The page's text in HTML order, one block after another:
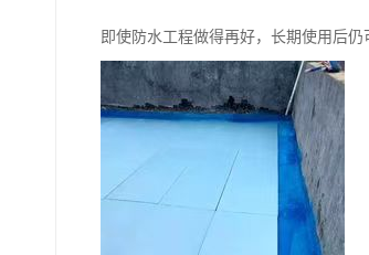
即使防水工程做得再好，长期使用后仍